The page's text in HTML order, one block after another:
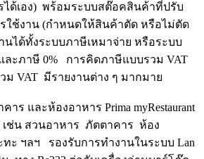
ได้เอง) พร้อมระบบสต๊อคสินค้าที่ปรับ
ใช้งาน (กำหนดให้สินค้าตัด หรือไม่ตัด
นได้ทั้งระบบภาษีเหมาจ่าย หรือระบบ
ละภาษี 0% การคิดภาษีแบบรวม VAT
ม VAT มีรายงานต่าง ๆ มากมาย
ร และห้องอาหาร Prima myRestaurant
เช่น สวนอาหาร ภัตตาคาร ห้อง
ทะ ฯลฯ รองรับการทำงานในระบบ Lan